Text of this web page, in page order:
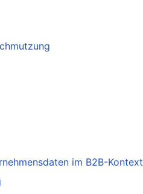
im B2B-Kontext